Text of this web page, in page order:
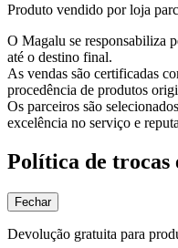
Produto vendido por loja
O Magalu se responsabiliza
até o destino final.
As vendas são certificadas
procedência de produtos
Os parceiros são
excelência no serviço e
Política de trocas
Fechar
Devolução gratuita para